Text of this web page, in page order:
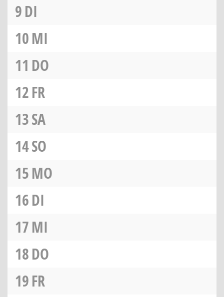
9DI
10MI
11 DO
12FR
13SA
14SO
15MO
16DI
17MI
18DO
19FR